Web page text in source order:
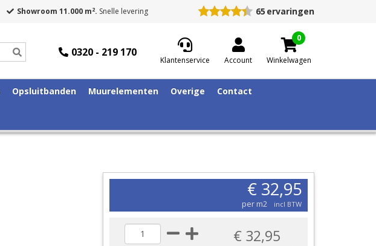
Showroom 11.000 m2. Snelle levering 65 ervaringen
0320 - 219 170
Klantenservice Account
0
Winkelwagen
Opsluitbanden Muurelementen Overige Contact
€ 32,95
per m2 incl BTW
€ 32,95